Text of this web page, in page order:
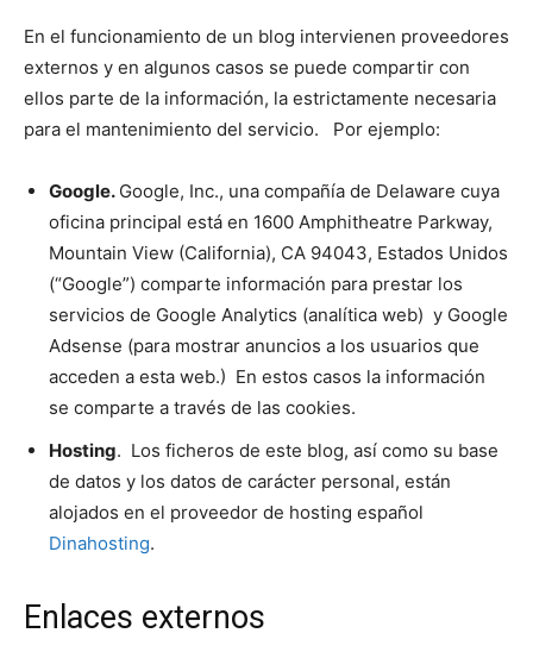
En el funcionamiento de un blog intervienen proveedores
externos y en algunos casos se puede compartir con
ellos parte de la información, la estrictamente necesaria
para el mantenimiento del servicio. Por ejemplo:
Google. Google, Inc., una compañía de Delaware cuya
oficina principal está en 1600 Amphitheatre Parkway,
Mountain View (California), CA 94043, Estados Unidos
(“Google”) comparte información para prestar los
servicios de Google Analytics (analítica web) y Google
Adsense (para mostrar anuncios a los usuarios que
acceden a esta web.) En estos casos la información
se comparte a través de las cookies.
Hosting. Los ficheros de este blog, así como su base
de datos y los datos de carácter personal, están
alojados en el proveedor de hosting español
Dinahosting.
Enlaces externos